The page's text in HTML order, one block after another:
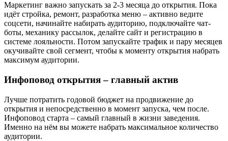
Маркетинг важно запускать за 2-3 месяца до открытия. Пока
идёт стройка, ремонт, разработка меню – активно ведите
соцсети, начинайте набирать аудиторию, подключайте чат-
боты, механику рассылок, делайте сайт и регистрацию в
системе лояльности. Потом запускайте трафик и пару месяцев
окучивайте свой сегмент, чтобы к моменту открытия набрать
максимум аудитории.
Инфоповод открытия – главный актив
Лучше потратить годовой бюджет на продвижение до
открытия и непосредственно в момент запуска, чем после.
Инфоповод старта – самый главный в жизни заведения.
Именно на нём вы можете набрать максимальное количество
аудитории.